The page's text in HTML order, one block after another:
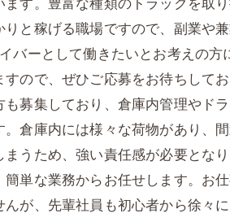
す。豊富な種類のトラックを取
と稼げる職場ですので、副業や
バーとして働きたいとお考えの方
ので、ぜひご応募をお待ちしてお
募集しており、倉庫内管理やド
倉庫内には様々な荷物があり、
うため、強い責任感が必要とな
単な業務からお任せします。お
が、先輩社員も初心者から徐々